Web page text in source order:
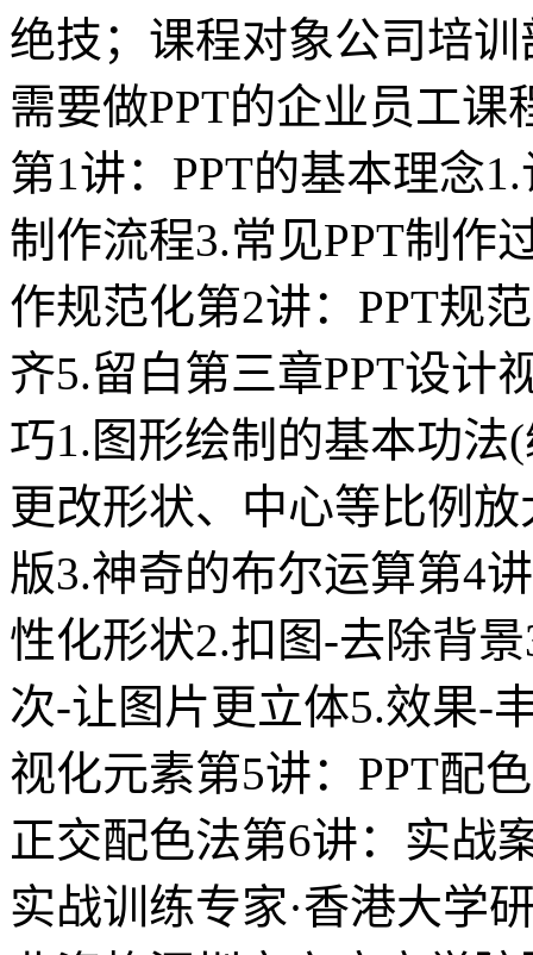
绝技；课程对象公司培
需要做PPT的企业员工课
第1讲：PPT的基本理念
制作流程3.常见PPT制作
作规范化第2讲：PPT规
齐5.留白第三章PPT设计
巧1.图形绘制的基本功
更改形状、中心等比例
版3.神奇的布尔运算第4
性化形状2.扣图-去除背
次-让图片更立体5.效果-
视化元素第5讲：PPT配
正交配色法第6讲：实战
实战训练专家·香港大学